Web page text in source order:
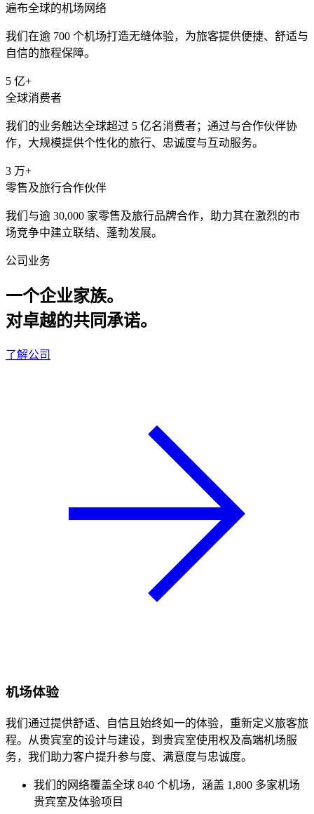
遍布全球的机场网络
我们在逾 700 个机场打造无缝体验，为旅客提供便捷、舒适与
自信的旅程保障。
5 亿+
全球消费者
我们的业务触达全球超过 5 亿名消费者；通过与合作伙伴协
作，大规模提供个性化的旅行、忠诚度与互动服务。
3 万+
零售及旅行合作伙伴
我们与逾 30,000 家零售及旅行品牌合作，助力其在激烈的市
场竞争中建立联结、蓬勃发展。
公司业务
一个企业家族。
对卓越的共同承诺。
了解公司
机场体验
我们通过提供舒适、自信且始终如一的体验，重新定义旅客旅
程。从贵宾室的设计与建设，到贵宾室使用权及高端机场服
务，我们助力客户提升参与度、满意度与忠诚度。
我们的网络覆盖全球 840 个机场，涵盖 1,800 多家机场
贵宾室及体验项目